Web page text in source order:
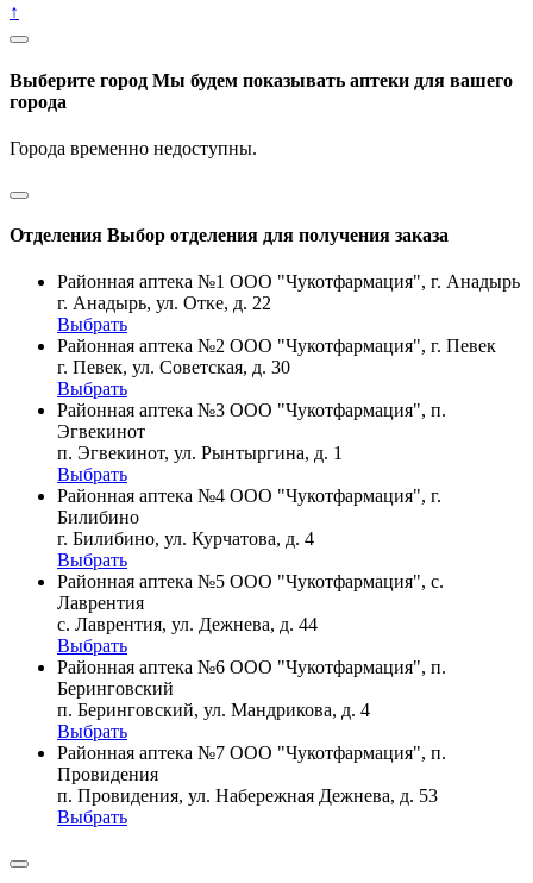
↑
Выберите город Мы будем показывать аптеки для вашего
города
Города временно недоступны.
Отделения Выбор отделения для получения заказа
Районная аптека №1 ООО "Чукотфармация", г. Анадырь
г. Анадырь, ул. Отке, д. 22
Выбрать
Районная аптека №2 ООО "Чукотфармация", г. Певек
г. Певек, ул. Советская, д. 30
Выбрать
Районная аптека №3 ООО "Чукотфармация", п.
Эгвекинот
п. Эгвекинот, ул. Рынтыргина, д. 1
Выбрать
Районная аптека №4 ООО "Чукотфармация", г.
Билибино
г. Билибино, ул. Курчатова, д. 4
Выбрать
Районная аптека №5 ООО "Чукотфармация", с.
Лаврентия
с. Лаврентия, ул. Дежнева, д. 44
Выбрать
Районная аптека №6 ООО "Чукотфармация", п.
Беринговский
п. Беринговский, ул. Мандрикова, д. 4
Выбрать
Районная аптека №7 ООО "Чукотфармация", п.
Провидения
п. Провидения, ул. Набережная Дежнева, д. 53
Выбрать